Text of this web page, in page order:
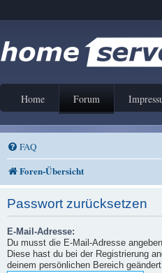
Home Forum
FAQ
Foren-Übersicht
Passwort zurücksetzen
E-Mail-Adresse:
Du musst die E-Mail-Adresse
Diese hast du bei der Registrierung
deinem persönlichen Bereich geändert.